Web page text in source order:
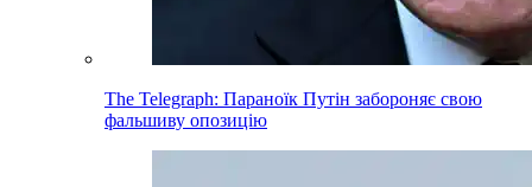
The Telegraph: Параноїк Путін забороняє свою
фальшиву опозицію